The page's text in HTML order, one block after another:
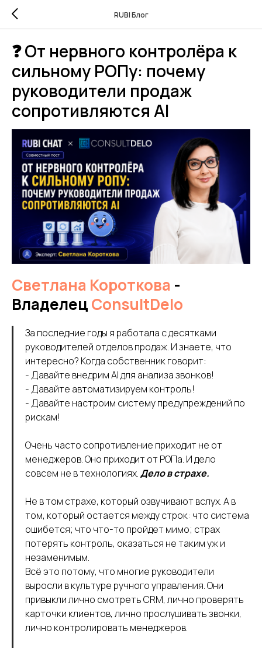
RUBI Блог
❓ От нервного контролёра к
сильному РОПу: почему
руководители продаж
сопротивляются AI
Светлана Короткова -
ВладелецConsultDelo
За последние годы я работала с десятками
руководителей отделов продаж. И знаете, что
интересно? Когда собственник говорит:
- Давайте внедрим AI для анализа звонков!
- Давайте автоматизируем контроль!
- Давайте настроим систему предупреждений по
рискам!
Очень часто сопротивление приходит не от
менеджеров. Оно приходит от РОПа. И дело
совсем не в технологиях.Дело в страхе.
Не в том страхе, который озвучивают вслух. А в
том, который остается между строк: что система
ошибется; что что-то пройдет мимо; страх
потерять контроль, оказаться не таким уж и
незаменимым.
Всё это потому, что многие руководители
выросли в культуре ручного управления. Они
привыкли лично смотреть CRM, лично проверять
карточки клиентов, лично прослушивать звонки,
лично контролировать менеджеров.